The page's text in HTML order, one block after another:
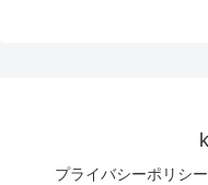
プライバシーポリシー